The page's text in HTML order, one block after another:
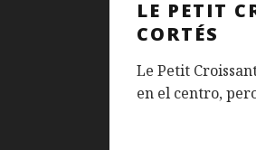
LE PETIT
CORTÉS
Le Petit
en el centro,